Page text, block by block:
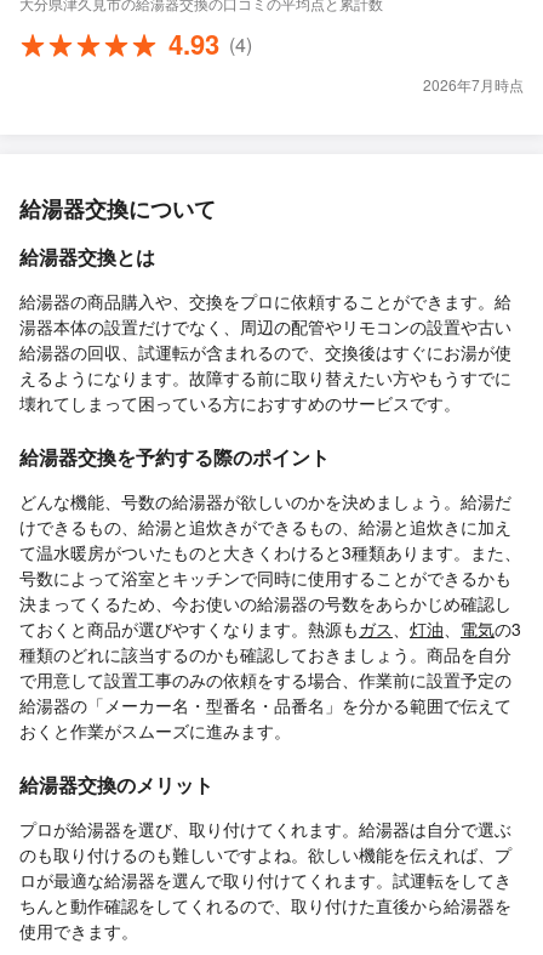
4.93 (4)
2026年7月時点
給湯器交換について
給湯器交換とは
給湯器の商品購入や、交換をプロに依頼することができます。給
湯器本体の設置だけでなく、周辺の配管やリモコンの設置や古い
給湯器の回収、試運転が含まれるので、交換後はすぐにお湯が使
えるようになります。故障する前に取り替えたい方やもうすでに
壊れてしまって困っている方におすすめのサービスです。
給湯器交換を予約する際のポイント
どんな機能、号数の給湯器が欲しいのかを決めましょう。給湯だ
けできるもの、給湯と追炊きができるもの、給湯と追炊きに加え
て温水暖房がついたものと大きくわけると3種類あります。また、
号数によって浴室とキッチンで同時に使用することができるかも
決まってくるため、今お使いの給湯器の号数をあらかじめ確認し
ておくと商品が選びやすくなります。熱源もガス、 灯油、 電気の3
種類のどれに該当するのかも確認しておきましょう。商品を自分
で用意して設置工事のみの依頼をする場合、作業前に設置予定の
給湯器の「メーカー名・型番名・品番名」を分かる範囲で伝えて
おくと作業がスムーズに進みます。
給湯器交換のメリット
プロが給湯器を選び、取り付けてくれます。給湯器は自分で選ぶ
のも取り付けるのも難しいですよね。欲しい機能を伝えれば、プ
ロが最適な給湯器を選んで取り付けてくれます。試運転をしてき
ちんと動作確認をしてくれるので、取り付けた直後から給湯器を
使用できます。